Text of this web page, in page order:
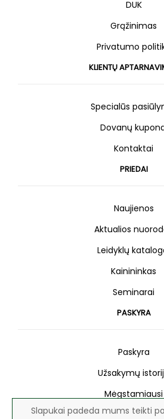
Slapukai padeda mums teikti
DUK
Grąžinimas
Privatumo
KLIENTŲ
Specialūs
Dovanų
Kontaktai
PRIEDAI
Naujienos
Aktualios
Leidyklų
Kainininkas
Seminarai
PASKYRA
Paskyra
Užsakymų
Mėgstamiausi
Naujienlaiškis